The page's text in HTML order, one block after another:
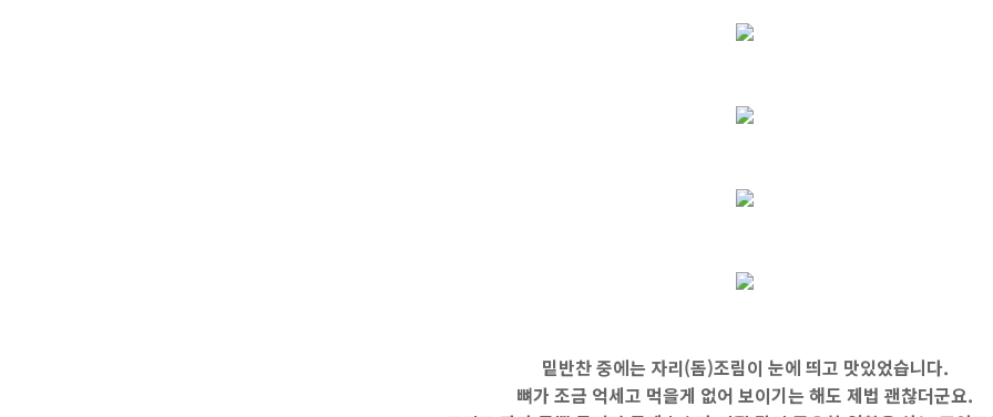
밑반찬 중에는 자리(돔)조림이 눈에 띄고 맛있었습니다.
뼈가 조금 억세고 먹을게 없어 보이기는 해도 제법 괜찮더군요.